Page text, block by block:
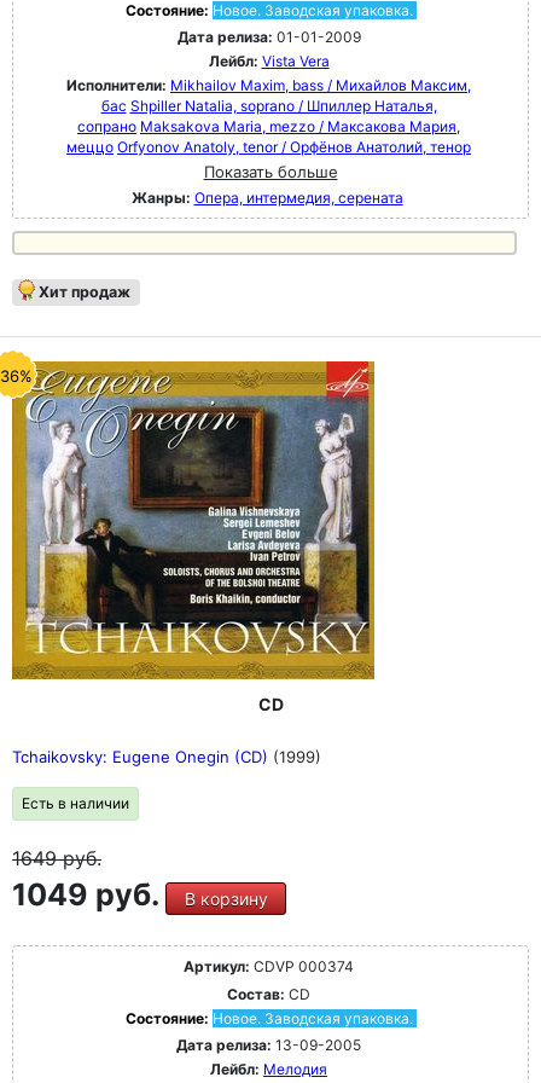
Состояние: Новое. Заводская упаковка.
Дата релиза: 01-01-2009
Лейбл: Vista Vera
Исполнители: Mikhailov Maxim, bass / Михайлов Максим,
бас Shpiller Natalia, soprano / Шпиллер Наталья,
сопрано Maksakova Maria, mezzo / Максакова Мария,
меццо Orfyonov Anatoly, tenor / Орфёнов Анатолий, тенор
Показать больше
Жанры: Опера, интермедия, серената
Хит продаж
CD
Tchaikovsky: Eugene Onegin (CD) (1999)
Есть в наличии
1649руб.
1049 руб. В корзину
Артикул: CDVP 000374
Состав: CD
Состояние: Новое. Заводская упаковка.
Дата релиза: 13-09-2005
Лейбл: Мелодия